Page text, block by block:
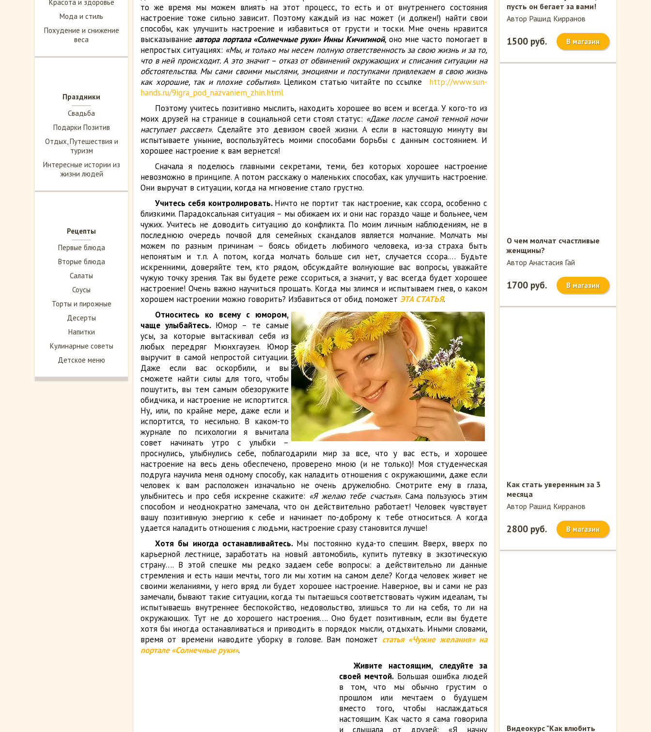
Красота и здоровье
Мода и стиль
Похудение и снижение
веса
Праздники
Свадьба
Подарки Позитив
Отдых, Путешествия и
туризм
Интересные истории из
жизни людей
Рецепты
Первые блюда
Вторые блюда
Салаты
Соусы
Торты и пирожные
Десерты
Напитки
Кулинарные советы
Детское меню
то же время мы можем влиять на этот процесс, то есть и от внутреннего состояния
настроение тоже сильно зависит. Поэтому каждый из нас может (и должен!) найти свои
способы, как улучшить настроение и избавиться от грусти и тоски. Мне очень нравится
высказывание автора портала «Солнечные руки» Инны Кичигиной, оно мне часто помогает в
непростых ситуациях: «Мы, и только мы несем полную ответственность за свою жизнь и за то,
что в ней происходит. А это значит – отказ от обвинений окружающих и списания ситуации на
обстоятельства. Мы сами своими мыслями, эмоциями и поступками привлекаем в свою жизнь
как хорошие, так и плохие события». Целиком статью читайте по ссылке http://www.sun-
hands.ru/9igra_pod_nazvaniem_zhin.html
Поэтому учитесь позитивно мыслить, находить хорошее во всем и всегда. У кого-то из
моих друзей на странице в социальной сети стоял статус: «Даже после самой темной ночи
наступает рассвет». Сделайте это девизом своей жизни. А если в настоящую минуту вы
испытываете уныние, воспользуйтесь моими способами борьбы с данным состоянием. И
хорошее настроение к вам вернется!
Сначала я поделюсь главными секретами, теми, без которых хорошее настроение
невозможно в принципе. А потом расскажу о маленьких способах, как улучшить настроение.
Они выручат в ситуации, когда на мгновение стало грустно.
Учитесь себя контролировать. Ничто не портит так настроение, как ссора, особенно с
близкими. Парадоксальная ситуация – мы обижаем их и они нас гораздо чаще и больнее, чем
чужих. Учитесь не доводить ситуацию до конфликта. По моим личным наблюдениям, не в
последнюю очередь почвой для семейных скандалов является молчание. Молчать мы
можем по разным причинам – боясь обидеть любимого человека, из-за страха быть
непонятым и т.п. А потом, когда молчать больше сил нет, случается ссора.… Будьте
искренними, доверяйте тем, кто рядом, обсуждайте волнующие вас вопросы, уважайте
чужую точку зрения. Так вы будете реже ссориться, а значит, у вас всегда будет хорошее
настроение! Очень важно научиться прощать. Когда мы злимся и испытываем гнев, о каком
хорошем настроении можно говорить? Избавиться от обид поможет ЭТА СТАТЬЯ.
Относитесь ко всему с юмором,
чаще улыбайтесь. Юмор – те самые
усы, за которые вытаскивал себя из
любых передряг Мюнхгаузен. Юмор
выручит в самой непростой ситуации.
Даже если вас оскорбили, и вы
сможете найти силы для того, чтобы
пошутить, вы тем самым обезоружите
обидчика, и настроение не испортится.
Ну, или, по крайне мере, даже если и
испортится, то несильно. В каком-то
журнале по психологии я вычитала
совет начинать утро с улыбки –
проснулись, улыбнулись себе, поблагодарили мир за все, что у вас есть, и хорошее
настроение на весь день обеспечено, проверено мною (и не только)! Моя студенческая
подруга научила меня одному способу, как наладить отношения с окружающими, даже если
человек к вам расположен изначально не очень дружелюбно. Смотрите ему в глаза,
улыбнитесь и про себя искренне скажите: «Я желаю тебе счастья». Сама пользуюсь этим
способом и неоднократно замечала, что он действительно работает! Человек чувствует
вашу позитивную энергию к себе и начинает по-доброму к тебе относиться. А когда
удается наладить отношения с людьми, настроение сразу становится лучше!
Хотя бы иногда останавливайтесь. Мы постоянно куда-то спешим. Вверх, вверх по
карьерной лестнице, заработать на новый автомобиль, купить путевку в экзотическую
страну…. В этой спешке мы редко задаем себе вопросы: а действительно ли данные
стремления и есть наши мечты, того ли мы хотим на самом деле? Когда человек живет не
своими желаниями, у него вряд ли будет хорошее настроение. Наверное, вы и сами не раз
замечали, бывают такие ситуации, когда ты пытаешься соответствовать чужим идеалам, ты
испытываешь внутреннее беспокойство, недовольство, злишься то ли на себя, то ли на
окружающих. Тут не до хорошего настроения…. Оно будет позитивным, если вы будете
хотя бы иногда останавливаться и приводить в порядок мысли, отдыхать. Иными словами,
время от времени наводите уборку в голове. Вам поможет статья «Чужие желания» на
портале «Солнечные руки».
Живите настоящим, следуйте за
своей мечтой. Большая ошибка людей
в том, что мы обычно грустим о
прошлом или мечтаем о будущем
вместо того, чтобы наслаждаться
настоящим. Как часто я сама говорила
и слышала от друзей: «Я начну
пусть он бегает за вами!
Автор Рашид Кирранов
1500 руб. В магазин
О чем молчат счастливые
женщины?
Автор Анастасия Гай
1700 руб. В магазин
Как стать уверенным за 3
месяца
Автор Рашид Кирранов
2800 руб. В магазин
Видеокурс "Как влюбить